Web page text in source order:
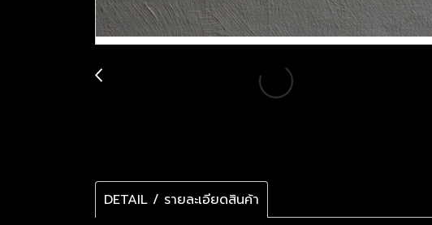
DETAIL / รายละเอียดสินค้า